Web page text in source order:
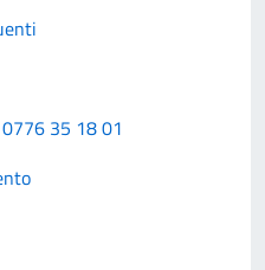
35 18 01